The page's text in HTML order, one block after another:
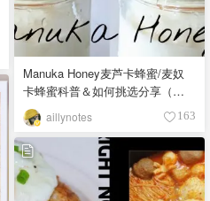
Manuka Honey麦芦卡蜂蜜/麦奴
卡蜂蜜科普＆如何挑选分享（含
UMF/MGO Grading System+常
见品牌推荐）
aillynotes 163